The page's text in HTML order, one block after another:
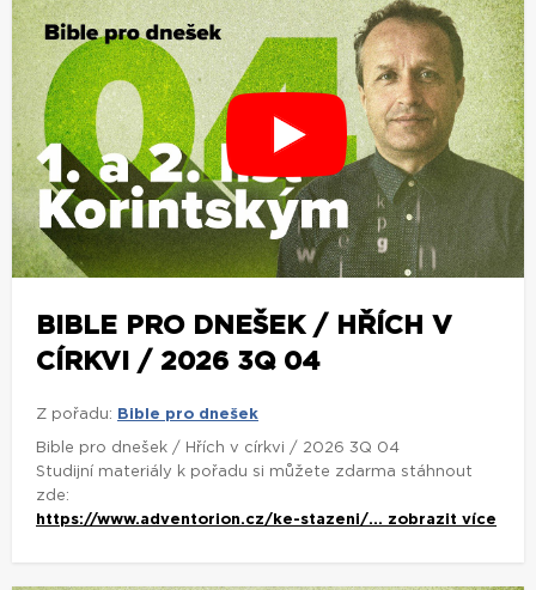
BIBLE PRO DNEŠEK / HŘÍCH V
CÍRKVI / 2026 3Q 04
Z pořadu: Bible pro dnešek
Bible pro dnešek / Hřích v církvi / 2026 3Q 04
Studijní materiály k pořadu si můžete zdarma stáhnout
zde:
https://www.adventorion.cz/ke-stazeni/... zobrazit více